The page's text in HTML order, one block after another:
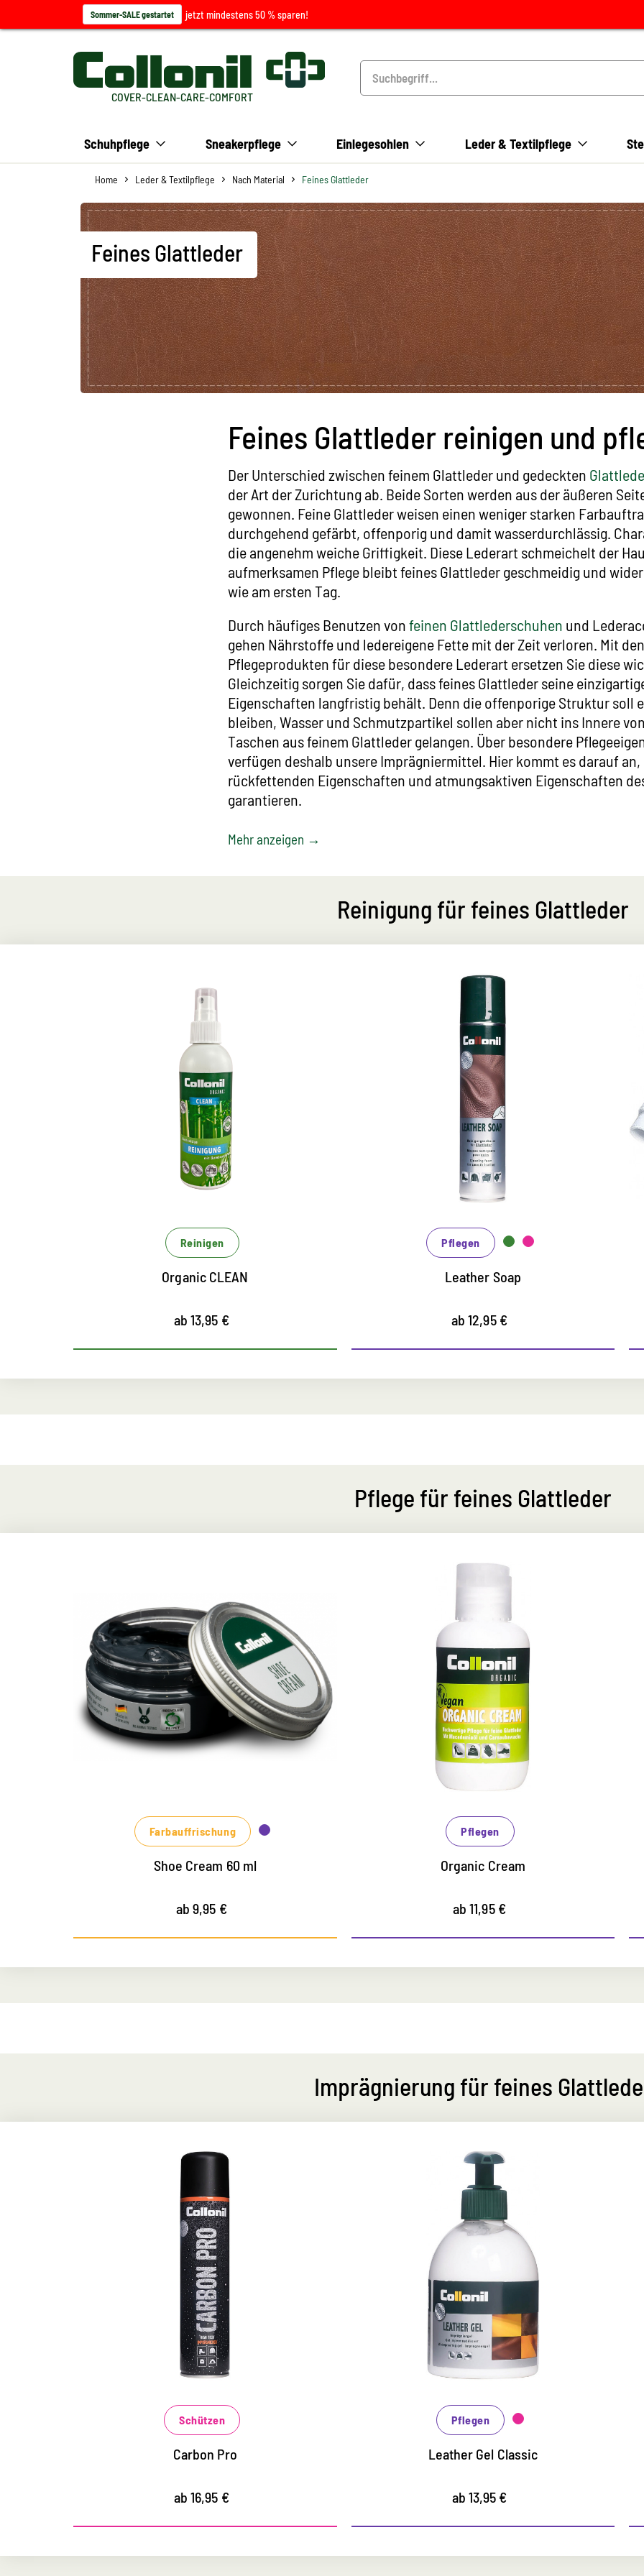
Sommer-SALE gestartet jetzt mindestens 50 % sparen!
COVER-CLEAN-CARE-COMFORT
Schuhpflege Sneakerpflege Einlegesohlen Leder & Textilpflege
Home Leder & Textilpflege Nach Material Feines Glattleder
Feines Glattleder
Feines Glattleder reinigen und
Der Unterschied zwischen feinem Glattleder und gedeckten
der Art der Zurichtung ab. Beide Sorten werden aus der äußeren
gewonnen. Feine Glattleder weisen einen weniger starken
durchgehend gefärbt, offenporig und damit wasserdurchlässig.
die angenehm weiche Griffigkeit. Diese Lederart schmeichelt der
aufmerksamen Pflege bleibt feines Glattleder geschmeidig und
wie am ersten Tag.
Durch häufiges Benutzen vonfeinen Glattlederschuhen und
gehen Nährstoffe und ledereigene Fette mit der Zeit verloren. Mit
Pflegeprodukten für diese besondere Lederart ersetzen Sie diese
Gleichzeitig sorgen Sie dafür, dass feines Glattleder seine
Eigenschaften langfristig behält. Denn die offenporige Struktur soll
bleiben, Wasser und Schmutzpartikel sollen aber nicht ins Innere
Taschen aus feinem Glattleder gelangen. Über besondere
verfügen deshalb unsere Imprägniermittel. Hier kommt es darauf an,
rückfettenden Eigenschaften und atmungsaktiven Eigenschaften
garantieren.
Mehr anzeigen →
Reinigung für feines Glattleder
Kompromisslose Reinigung
mit Bambusextrakt
reinigt schnell und effizient, schonend und
rückstandslos Verschmutzungen
versorgt das Material mit wertvoller
Reinigen
Organic CLEAN
ab 13,95 €
Ergiebige Reinigungseife
reinigt gründlich, wirkt rückfettend
pflegt und schützt besonders schonend
sanft schäumend, für Glattleder, Synthetik
und Gummi geeignet
Pflegen
Leather Soap
ab 12,95 €
Pflege für feines Glattleder
Die Shoe Cream ist ein absoluter Klassiker der
Schuhpflege. Die Schuhcreme dient zur Pflege
und zum Auffrischen der Farben von
Lederschuhen und Kunstlederschuhen. Die Shoe
Cream hat eine intensiv färbende Wirkung,
verleiht dem Schuh einen leuchtenden Glanz und
nährt intensiv das Leder. NEU: jetzt im 60 ml
Farbauffrischung
Shoe Cream 60 ml
ab 9,95 €
Vegane Schuhcreme
erlesenes Carnaubawachs und
Macadamianussöl pflegen das Leder, halten
es geschmeidig und sorgen so für erhöhten
Tragekomfort
pflegt und schützt intensiv und besonders
schonend
Pflegen
Organic Cream
ab 11,95 €
Imprägnierung für feines
HighTech-Schutz für alle
Materialien
für Schuhe, Funktionsjacken, Handtaschen,
Rucksäcke und vieles mehr
wirkt wie eine sprühbare Membran mit
extremem Abperl-Effekt
vermindert Schnee, Salz und Wasserränder
Schützen
Carbon Pro
ab 16,95 €
Hochleistungsimprägnier
schmutz- und nässeabweisendes
Imprägnierschutz auf GEL Basis
für Glatt- und Rauleder
zusätzlich pflegend und farbaktivierend
Pflegen
Leather Gel Classic
ab 13,95 €